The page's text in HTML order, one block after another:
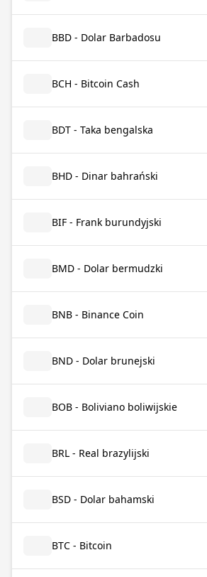
BBD - Dolar Barbadosu
BCH - Bitcoin Cash
BDT - Taka bengalska
BHD - Dinar bahrański
BIF - Frank burundyjski
BMD - Dolar bermudzki
BNB - Binance Coin
BND - Dolar brunejski
BOB - Boliviano boliwijskie
BRL - Real brazylijski
BSD - Dolar bahamski
BTC - Bitcoin